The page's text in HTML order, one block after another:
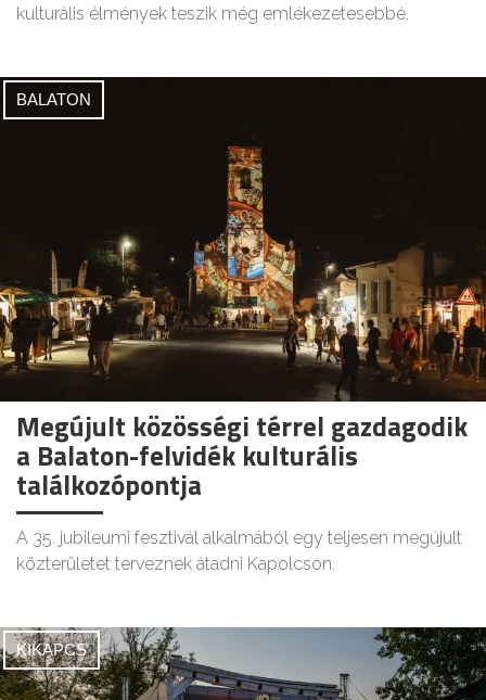
kulturális élmények teszik még emlékezetesebbé.
BALATON
Megújult közösségi térrel gazdagodik
a Balaton-felvidék kulturális
találkozópontja
A 35. jubileumi fesztivál alkalmából egy teljesen megújult
közterületet terveznek átadni Kapolcson.
KIKAPCS